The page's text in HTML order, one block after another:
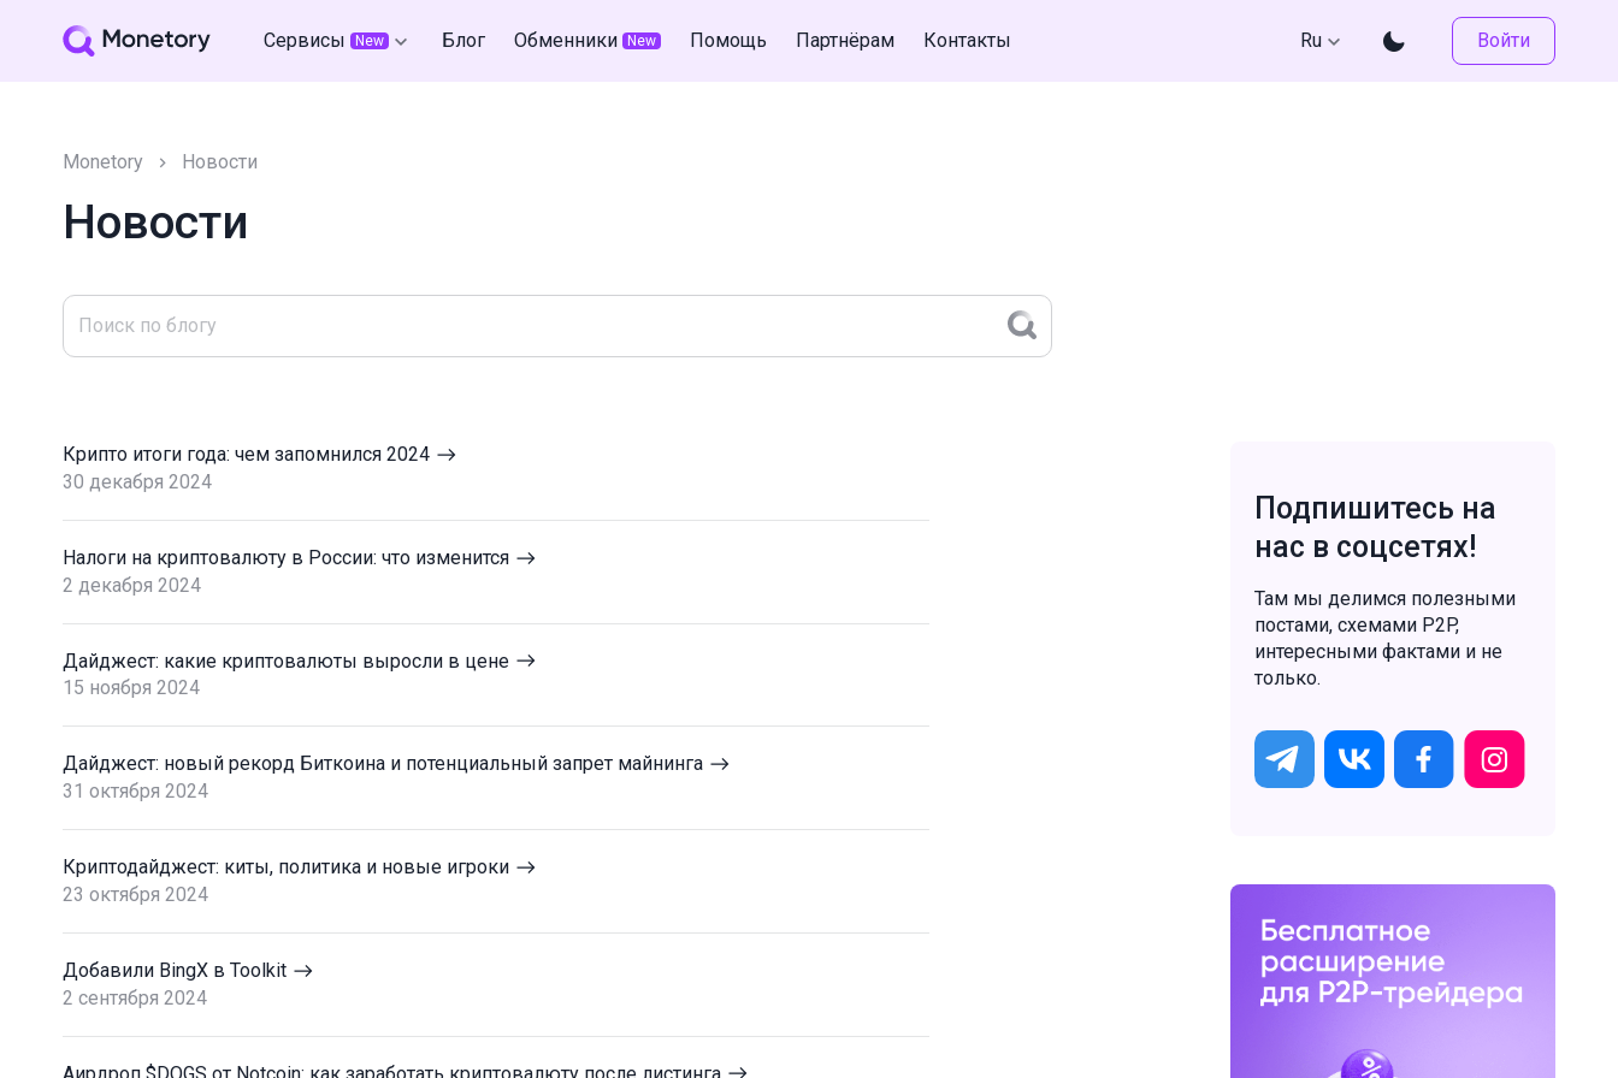
Сервисы New Блог Обменники New Помощь Партнёрам Контакты Ru Войти
Monetory Новости
Новости
30 декабря 2024
Крипто итоги года: чем запомнился 2024
2 декабря 2024
Налоги на криптовалюту в России: что изменится
15 ноября 2024
Дайджест: какие криптовалюты выросли в цене
31 октября 2024
Дайджест: новый рекорд Биткоина и потенциальный запрет майнинга
23 октября 2024
Криптодайджест: киты, политика и новые игроки
2 сентября 2024
Добавили BingX в Toolkit
Аирдроп $DOGS от Notcoin: как заработать криптовалюту после листинга
Подпишитесь на
нас в соцсетях!
Там мы делимся полезными
постами, схемами P2P,
интересными фактами и не
только.